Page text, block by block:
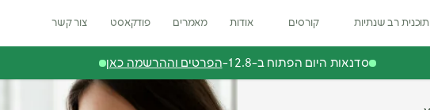
תוכנית רב שנתיות קורסים אודות מאמרים פודקאסט צור קשר
סדנאות היום הפתוח ב-12.8- הפרטים וההרשמה כאן